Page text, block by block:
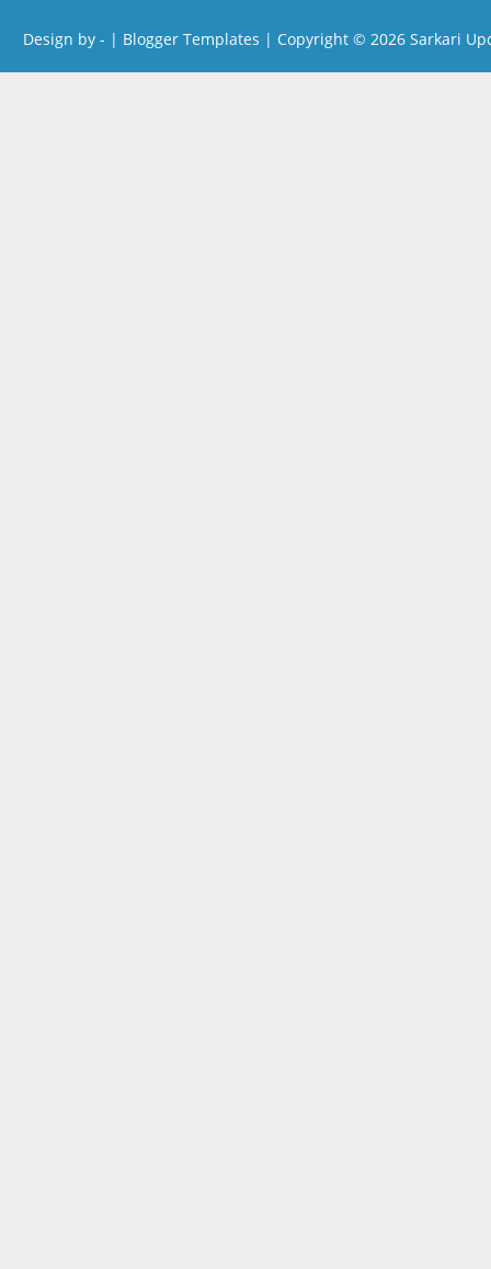
Design by - | Blogger Templates | Copyright © 2026 Sarkari